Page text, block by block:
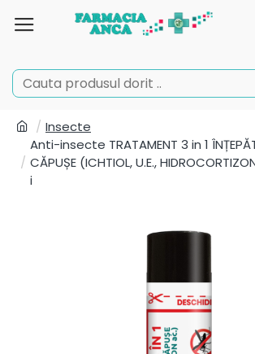
Insecte
Anti-insecte TRATAMENT 3 in 1
CĂPUȘE (ICHTIOL, U.E.,
i